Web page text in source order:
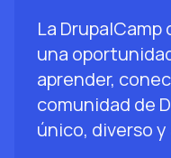
La
una
aprender,
comunidad de
único, diverso y